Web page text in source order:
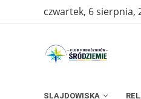
czwartek, 6 sierpnia,
SLAJDOWISKA